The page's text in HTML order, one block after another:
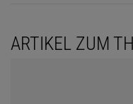
ARTIKEL ZUM